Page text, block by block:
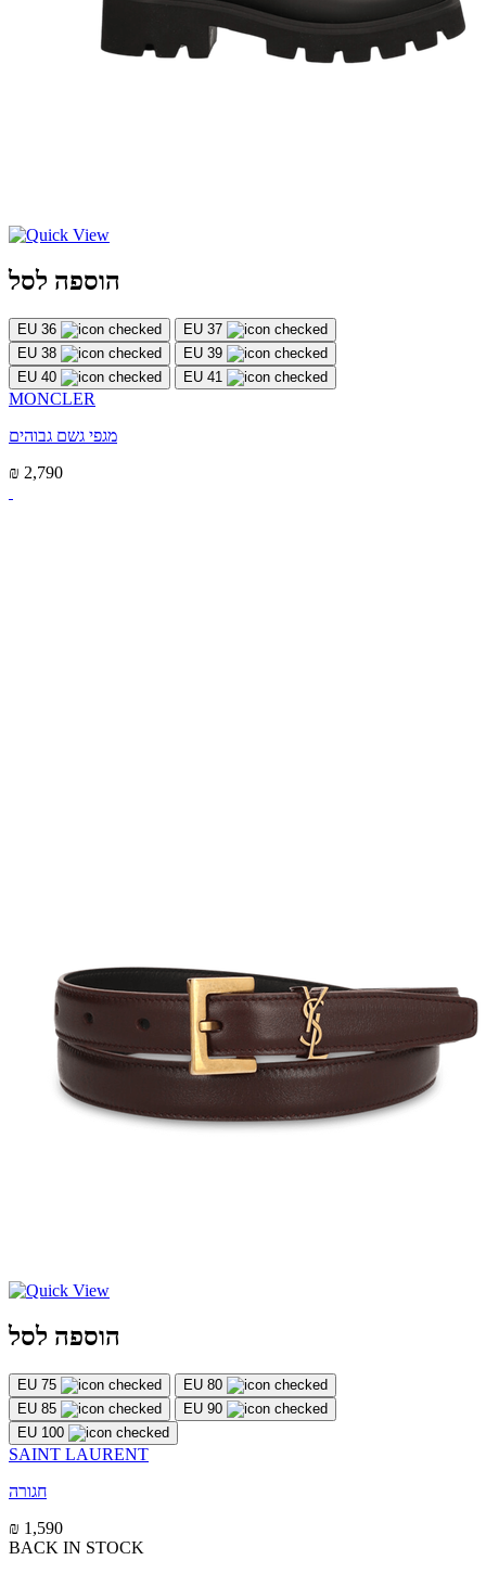
הוספה לסל
EU 36
EU 37
EU 38
EU 39
EU 40
EU 41
MONCLER
מגפי גשם גבוהים
₪ 2,790
הוספה לסל
EU 75
EU 80
EU 85
EU 90
EU 100
SAINT LAURENT
חגורה
₪ 1,590
BACK IN STOCK